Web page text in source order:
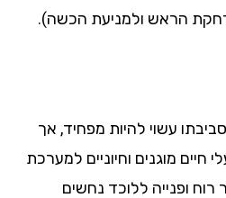
הראש ולמניעת הכשה).
עשוי להיות מפחיד, אך
חיים מוגנים וחיוניים למערכת
ופנייה ללוכד נחשים